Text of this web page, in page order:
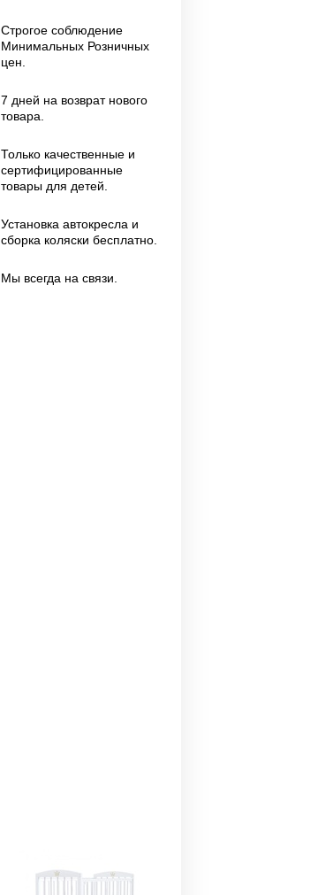
Строгое соблюдение
Минимальных Розничных
цен.
7 дней на возврат нового
товара.
Только качественные и
сертифицированные
товары для детей.
Установка автокресла и
сборка коляски бесплатно.
Мы всегда на связи.